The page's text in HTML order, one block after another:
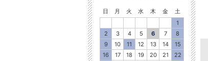
日 月 火 水 木 金
土
1
2
3 4 5 6 7
8
9
10 11 12 13 14
15
16
17 18 19 20 21
22